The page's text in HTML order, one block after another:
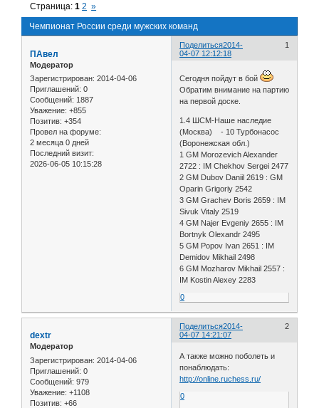
Чемпионат России среди мужских команд
Страница:1 2 »
Поделиться 1
2014-
04-07 12:12:18
ПАвел
Модератор
Зарегистрирован: 2014-04-06
Приглашений: 0
Сообщений: 1887
Уважение: +855
Позитив: +354
Провел на форуме:
2 месяца 0 дней
Последний визит:
2026-06-05 10:15:28
Сегодня пойдут в бой
Обратим внимание на партию
на первой доске.
1.4 ШСМ-Наше наследие
(Москва) - 10 Турбонасос
(Воронежская обл.)
1 GM Morozevich Alexander
2722 : IM Chekhov Sergei 2477
2 GM Dubov Daniil 2619 : GM
Oparin Grigoriy 2542
3 GM Grachev Boris 2659 : IM
Sivuk Vitaly 2519
4 GM Najer Evgeniy 2655 : IM
Bortnyk Olexandr 2495
5 GM Popov Ivan 2651 : IM
Demidov Mikhail 2498
6 GM Mozharov Mikhail 2557 :
IM Kostin Alexey 2283
0
Поделиться 2
2014-
04-07 14:21:07
dextr
Модератор
Зарегистрирован: 2014-04-06
Приглашений: 0
Сообщений: 979
Уважение: +1108
Позитив: +66
А также можно поболеть и
понаблюдать:
http://online.ruchess.ru/
0